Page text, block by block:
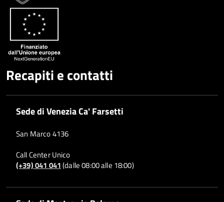
Recapiti e contatti
Sede di Venezia Ca' Farsetti
San Marco 4136
Call Center Unico
(+39) 041 041(dalle 08:00 alle 18:00)